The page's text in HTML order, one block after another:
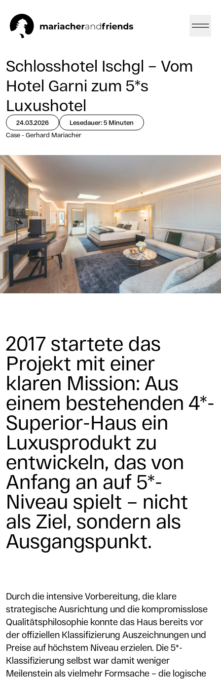
Schlosshotel Ischgl – Vom
Hotel Garni zum 5*s
Luxushotel
24.03.2026
Lesedauer: 5 Minuten
Case - Gerhard Mariacher
2017 startete das
Projekt mit einer
klaren Mission: Aus
einem bestehenden 4*-
Superior-Haus ein
Luxusprodukt zu
entwickeln, das von
Anfang an auf 5*-
Niveau spielt – nicht
als Ziel, sondern als
Ausgangspunkt.
Durch die intensive Vorbereitung, die klare
strategische Ausrichtung und die kompromisslose
Qualitätsphilosophie konnte das Haus bereits vor
der offiziellen Klassifizierung Auszeichnungen und
Preise auf höchstem Niveau erzielen. Die 5*-
Klassifizierung selbst war damit weniger
Meilenstein als vielmehr Formsache – die logische